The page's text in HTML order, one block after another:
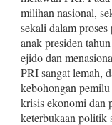
milihan nasional,
sekali dalam
anak presiden
ejido dan
PRI sangat lemah,
kebohongan
krisis ekonomi dan
keterbukaan politik